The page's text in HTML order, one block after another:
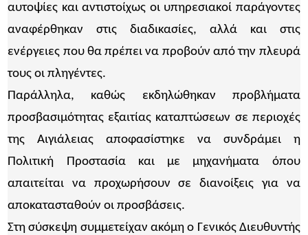
αυτοψίες και αντιστοίχως οι υπηρεσιακοί παράγοντες
αναφέρθηκαν στις διαδικασίες, αλλά και στις
ενέργειες που θα πρέπει να προβούν από την πλευρά
τους οι πληγέντες.
Παράλληλα, καθώς εκδηλώθηκαν προβλήματα
προσβασιμότητας εξαιτίας καταπτώσεων σε περιοχές
της Αιγιάλειας αποφασίστηκε να συνδράμει η
Πολιτική Προστασία και με μηχανήματα όπου
απαιτείται να προχωρήσουν σε διανοίξεις για να
αποκατασταθούν οι προσβάσεις.
Στη σύσκεψη συμμετείχαν ακόμη ο Γενικός Διευθυντής